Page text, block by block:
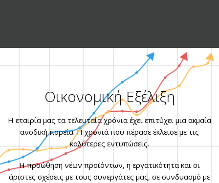
Οικονομική Εξέλιξη
Η εταιρία μας τα τελευταία χρόνια έχει επιτύχει μια ακμαία
ανοδική πορεία. Η χρονιά που πέρασε έκλεισε με τις
καλύτερες εντυπώσεις.
Η προώθηση νέων προϊόντων, η εργατικότητα και οι
άριστες σχέσεις με τους συνεργάτες μας, σε συνδυασμό με